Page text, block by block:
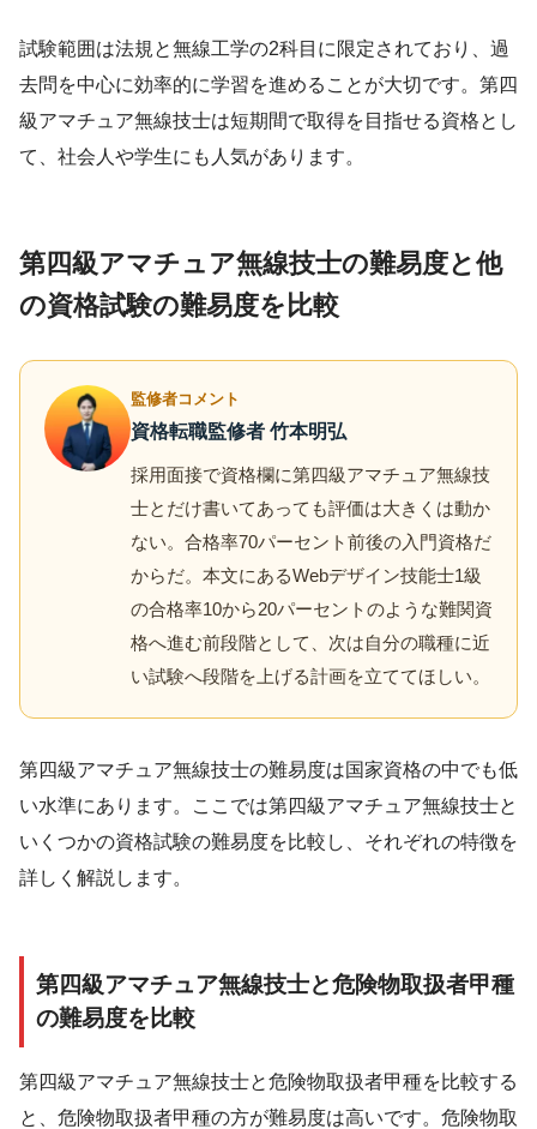
試験範囲は法規と無線工学の2科目に限定されており、過
去問を中心に効率的に学習を進めることが大切です。第四
級アマチュア無線技士は短期間で取得を目指せる資格とし
て、社会人や学生にも人気があります。
第四級アマチュア無線技士の難易度と他
の資格試験の難易度を比較
監修者コメント
資格転職監修者 竹本明弘
採用面接で資格欄に第四級アマチュア無線技
士とだけ書いてあっても評価は大きくは動か
ない。合格率70パーセント前後の入門資格だ
からだ。本文にあるWebデザイン技能士1級
の合格率10から20パーセントのような難関資
格へ進む前段階として、次は自分の職種に近
い試験へ段階を上げる計画を立ててほしい。
第四級アマチュア無線技士の難易度は国家資格の中でも低
い水準にあります。ここでは第四級アマチュア無線技士と
いくつかの資格試験の難易度を比較し、それぞれの特徴を
詳しく解説します。
第四級アマチュア無線技士と危険物取扱者甲種
の難易度を比較
第四級アマチュア無線技士と危険物取扱者甲種を比較する
と、危険物取扱者甲種の方が難易度は高いです。危険物取